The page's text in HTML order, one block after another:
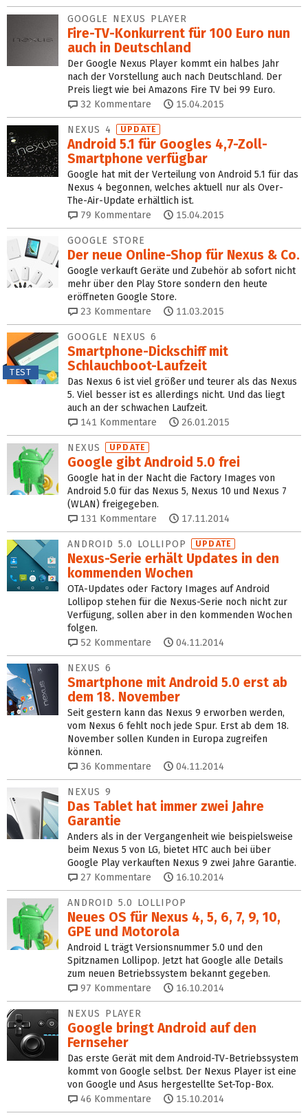
GOOGLE NEXUS PLAYER
Fire-TV-Konkurrent für 100 Euro nun
auch in Deutschland
Der Google Nexus Player kommt ein halbes Jahr
nach der Vorstellung auch nach Deutschland. Der
Preis liegt wie bei Amazons Fire TV bei 99 Euro.
32 Kommentare 15.04.2015
NEXUS 4 UPDATE
Android 5.1 für Googles 4,7-Zoll-
Smartphone verfügbar
Google hat mit der Verteilung von Android 5.1 für das
Nexus 4 begonnen, welches aktuell nur als Over-
The-Air-Update erhältlich ist.
79 Kommentare 15.04.2015
GOOGLE STORE
Der neue Online-Shop für Nexus & Co.
Google verkauft Geräte und Zubehör ab sofort nicht
mehr über den Play Store sondern den heute
eröffneten Google Store.
23 Kommentare 11.03.2015
TEST
GOOGLE NEXUS 6
Smartphone-Dickschiff mit
Schlauchboot-Laufzeit
Das Nexus 6 ist viel größer und teurer als das Nexus
5. Viel besser ist es allerdings nicht. Und das liegt
auch an der schwachen Laufzeit.
141 Kommentare 26.01.2015
NEXUS UPDATE
Google gibt Android 5.0 frei
Google hat in der Nacht die Factory Images von
Android 5.0 für das Nexus 5, Nexus 10 und Nexus 7
(WLAN) freigegeben.
131 Kommentare 17.11.2014
ANDROID 5.0 LOLLIPOP UPDATE
Nexus-Serie erhält Updates in den
kommenden Wochen
OTA-Updates oder Factory Images auf Android
Lollipop stehen für die Nexus-Serie noch nicht zur
Verfügung, sollen aber in den kommenden Wochen
folgen.
52 Kommentare 04.11.2014
NEXUS 6
Smartphone mit Android 5.0 erst ab
dem 18. November
Seit gestern kann das Nexus 9 erworben werden,
vom Nexus 6 fehlt noch jede Spur. Erst ab dem 18.
November sollen Kunden in Europa zugreifen
können.
36 Kommentare 04.11.2014
NEXUS 9
Das Tablet hat immer zwei Jahre
Garantie
Anders als in der Vergangenheit wie beispielsweise
beim Nexus 5 von LG, bietet HTC auch bei über
Google Play verkauften Nexus 9 zwei Jahre Garantie.
27 Kommentare 16.10.2014
ANDROID 5.0 LOLLIPOP
Neues OS für Nexus 4, 5, 6, 7, 9, 10,
GPE und Motorola
Android L trägt Versionsnummer 5.0 und den
Spitznamen Lollipop. Jetzt hat Google alle Details
zum neuen Betriebssystem bekannt gegeben.
97 Kommentare 16.10.2014
NEXUS PLAYER
Google bringt Android auf den
Fernseher
Das erste Gerät mit dem Android-TV-Betriebssystem
kommt von Google selbst. Der Nexus Player ist eine
von Google und Asus hergestellte Set-Top-Box.
46 Kommentare 15.10.2014